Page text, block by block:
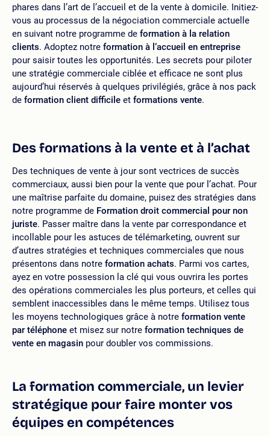
phares dans l’art de l’accueil et de la vente à domicile. Initiez-
vous au processus de la négociation commerciale actuelle
en suivant notre programme de formation à la relation
clients. Adoptez notre formation à l‘accueil en entreprise
pour saisir toutes les opportunités. Les secrets pour piloter
une stratégie commerciale ciblée et efficace ne sont plus
aujourd’hui réservés à quelques privilégiés, grâce à nos pack
de formation client difficile et formations vente.
Des formations à la vente et à l’achat
Des techniques de vente à jour sont vectrices de succès
commerciaux, aussi bien pour la vente que pour l’achat. Pour
une maîtrise parfaite du domaine, puisez des stratégies dans
notre programme de Formation droit commercial pour non
juriste. Passer maître dans la vente par correspondance et
incollable pour les astuces de télémarketing, ouvrent sur
d’autres stratégies et techniques commerciales que nous
présentons dans notre formation achats. Parmi vos cartes,
ayez en votre possession la clé qui vous ouvrira les portes
des opérations commerciales les plus porteurs, et celles qui
semblent inaccessibles dans le même temps. Utilisez tous
les moyens technologiques grâce à notre formation vente
par téléphone et misez sur notre formation techniques de
vente en magasin pour doubler vos commissions.
La formation commerciale, un levier
stratégique pour faire monter vos
équipes en compétences